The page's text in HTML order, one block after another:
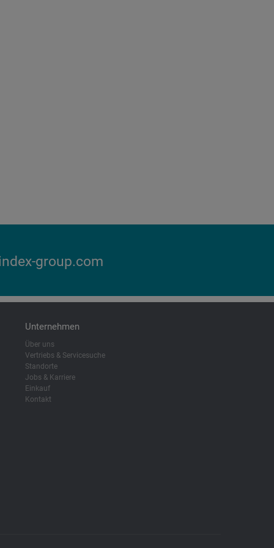
group.com
Unternehmen
Über uns
Vertriebs & Servicesuche
Standorte
Jobs & Karriere
Einkauf
Kontakt